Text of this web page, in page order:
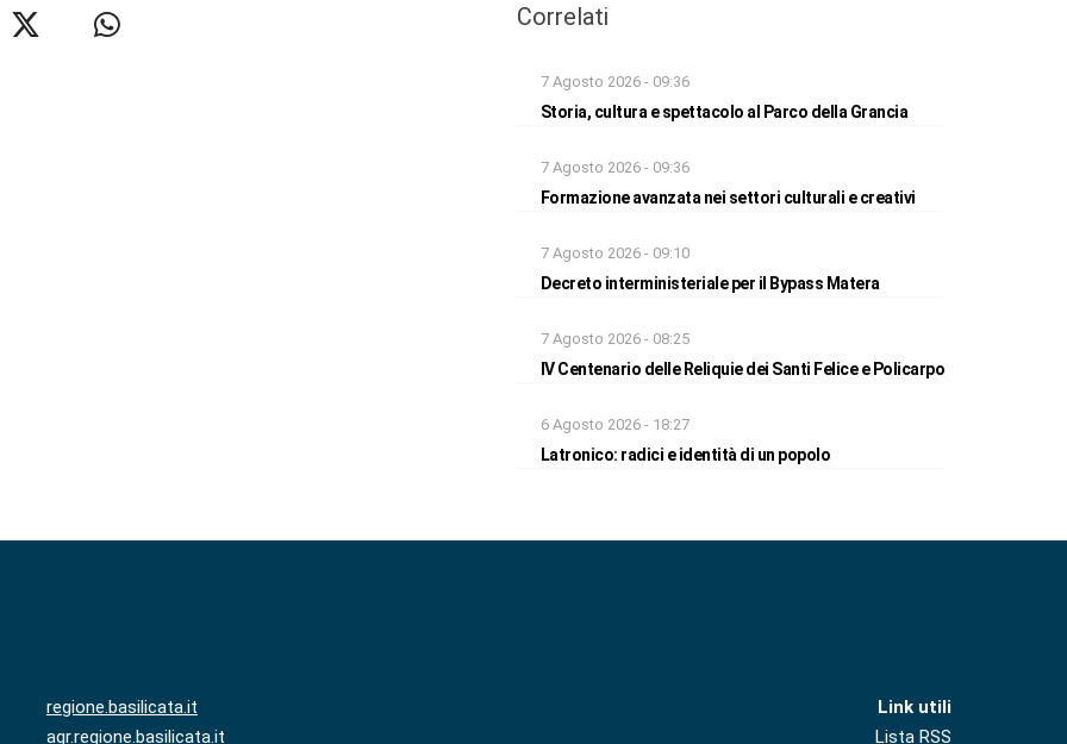
Correlati
7 Agosto 2026 - 09:36
Storia, cultura e spettacolo al Parco della Grancia
7 Agosto 2026 - 09:36
Formazione avanzata nei settori culturali e creativi
7 Agosto 2026 - 09:10
Decreto interministeriale per il Bypass Matera
7 Agosto 2026 - 08:25
IV Centenario delle Reliquie dei Santi Felice e Policarpo
6 Agosto 2026 - 18:27
Latronico: radici e identità di un popolo
regione.basilicata.it
agr.regione.basilicata.it
Link utili
Lista RSS